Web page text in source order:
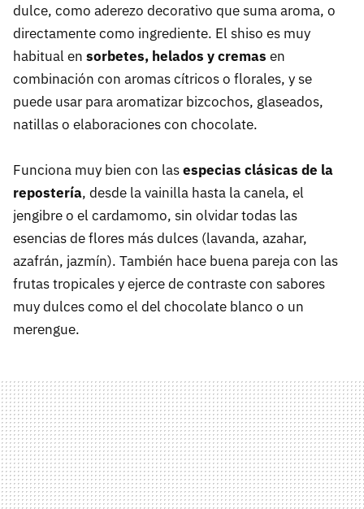
dulce, como aderezo decorativo que suma aroma, o
directamente como ingrediente. El shiso es muy
habitual en sorbetes, helados y cremas en
combinación con aromas cítricos o florales, y se
puede usar para aromatizar bizcochos, glaseados,
natillas o elaboraciones con chocolate.
Funciona muy bien con lasespecias clásicas de la
repostería, desde la vainilla hasta la canela, el
jengibre o el cardamomo, sin olvidar todas las
esencias de flores más dulces (lavanda, azahar,
azafrán, jazmín). También hace buena pareja con las
frutas tropicales y ejerce de contraste con sabores
muy dulces como el del chocolate blanco o un
merengue.